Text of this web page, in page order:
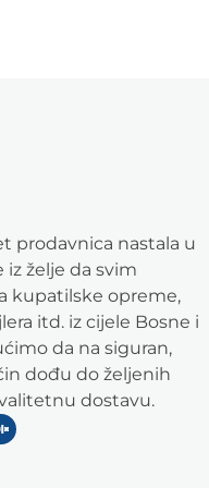
prodavnica nastala u
želje da svim
kupatilske opreme,
itd. iz cijele Bosne i
da na siguran,
dođu do željenih
dostavu.